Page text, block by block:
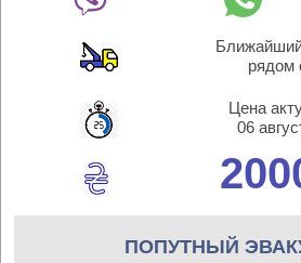
рядом
Цена
06
ПОПУТНЫЙ